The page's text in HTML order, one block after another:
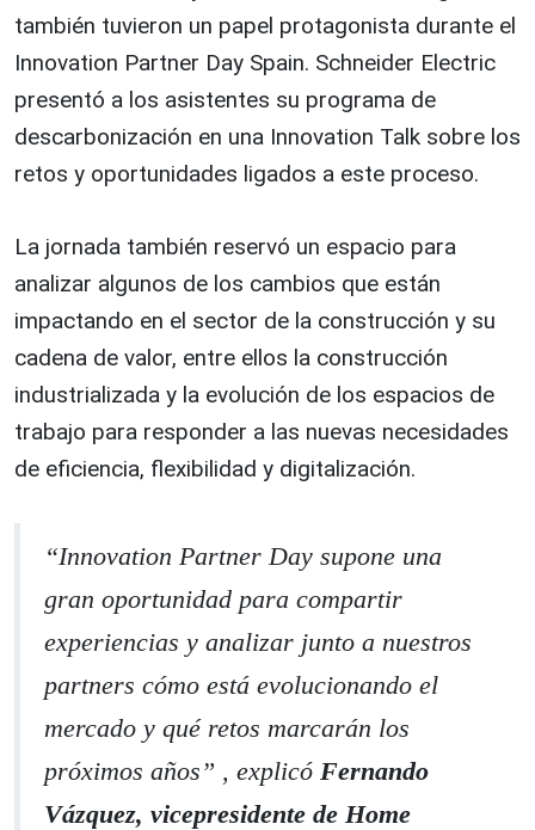
también tuvieron un papel protagonista durante el
Innovation Partner Day Spain. Schneider Electric
presentó a los asistentes su programa de
descarbonización en una Innovation Talk sobre los
retos y oportunidades ligados a este proceso.
La jornada también reservó un espacio para
analizar algunos de los cambios que están
impactando en el sector de la construcción y su
cadena de valor, entre ellos la construcción
industrializada y la evolución de los espacios de
trabajo para responder a las nuevas necesidades
de eficiencia, flexibilidad y digitalización.
“Innovation Partner Day supone una
gran oportunidad para compartir
experiencias y analizar junto a nuestros
partners cómo está evolucionando el
mercado y qué retos marcarán los
próximos años” , explicó Fernando
Vázquez, vicepresidente de Home